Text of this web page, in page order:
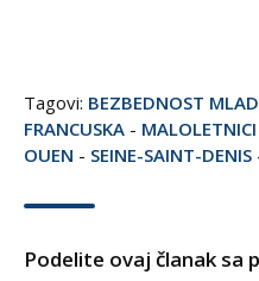
Tagovi: BEZBEDNOST
FRANCUSKA - MALOLETNICI
OUEN - SEINE-SAINT-DENIS
Podelite ovaj članak sa